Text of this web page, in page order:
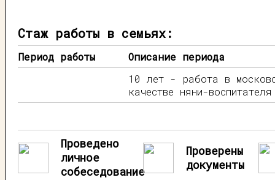
Стаж работы в семьях:
Период работы
Описание периода
10 лет - работа в
качестве няни-воспитателя
Проведено
личное
собеседование
Проверены
документы